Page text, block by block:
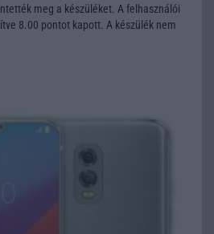
meg a készüléket. A felhasználói
8.00 pontot kapott. A készülék nem